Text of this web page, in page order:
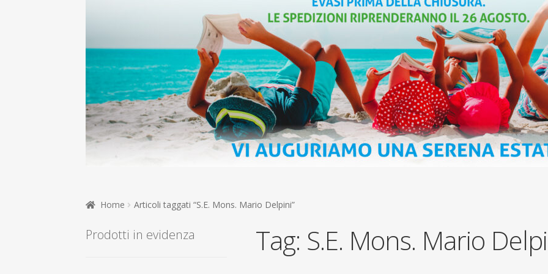
Home Articoli taggati “S.E. Mons. Mario Delpini”
Tag: S.E. Mons. Mario
Prodotti in evidenza